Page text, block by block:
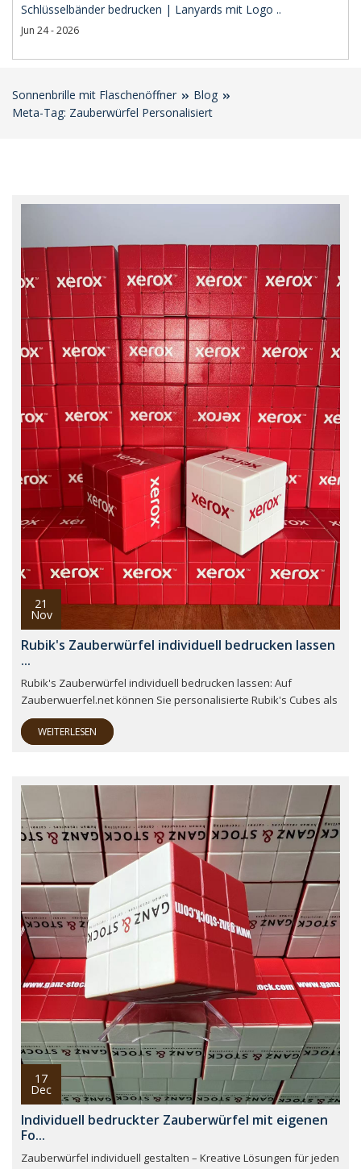
Schlüsselbänder bedrucken | Lanyards mit Logo ..
Jun 24 - 2026
Sonnenbrille mit Flaschenöffner
Blog
Meta-Tag: Zauberwürfel Personalisiert
21
Nov
Rubik's Zauberwürfel individuell bedrucken lassen
...
Rubik's Zauberwürfel individuell bedrucken lassen: Auf
Zauberwuerfel.net können Sie personalisierte Rubik's Cubes als
WEITERLESEN
17
Dec
Individuell bedruckter Zauberwürfel mit eigenen
Fo...
Zauberwürfel individuell gestalten – Kreative Lösungen für jeden